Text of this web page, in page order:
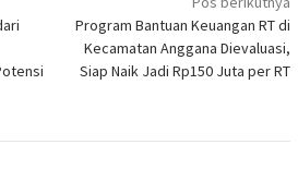
Program Bantuan Keuangan RT di
Kecamatan Anggana Dievaluasi,
Siap Naik Jadi Rp150 Juta per RT